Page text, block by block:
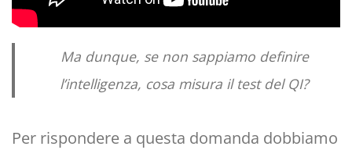
Ma dunque, se non sappiamo definire
l’intelligenza, cosa misura il test del QI?
Per rispondere a questa domanda dobbiamo